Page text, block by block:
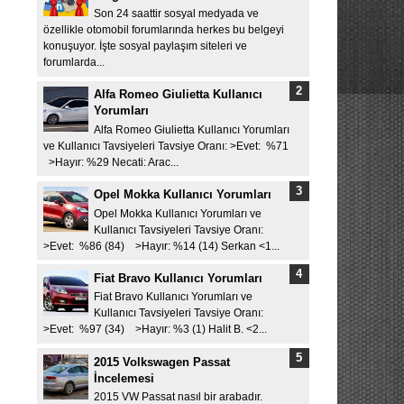
Son 24 saattir sosyal medyada ve
özellikle otomobil forumlarında herkes bu belgeyi
konuşuyor. İşte sosyal paylaşım siteleri ve
forumlarda...
Alfa Romeo Giulietta Kullanıcı
Yorumları
Alfa Romeo Giulietta Kullanıcı Yorumları
ve Kullanıcı Tavsiyeleri Tavsiye Oranı: >Evet: %71
>Hayır: %29 Necati: Arac...
Opel Mokka Kullanıcı Yorumları
Opel Mokka Kullanıcı Yorumları ve
Kullanıcı Tavsiyeleri Tavsiye Oranı:
>Evet: %86 (84) >Hayır: %14 (14) Serkan <1...
Fiat Bravo Kullanıcı Yorumları
Fiat Bravo Kullanıcı Yorumları ve
Kullanıcı Tavsiyeleri Tavsiye Oranı:
>Evet: %97 (34) >Hayır: %3 (1) Halit B. <2...
2015 Volkswagen Passat
İncelemesi
2015 VW Passat nasıl bir arabadır.